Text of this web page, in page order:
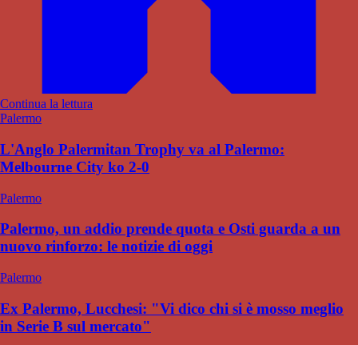
Continua la lettura
Palermo
L'Anglo Palermitan Trophy va al Palermo:
Melbourne City ko 2-0
Palermo
Palermo, un addio prende quota e Osti guarda a un
nuovo rinforzo: le notizie di oggi
Palermo
Ex Palermo, Lucchesi: "Vi dico chi si è mosso meglio
in Serie B sul mercato"